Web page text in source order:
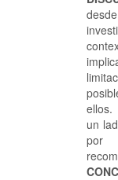
ellos.
un
por